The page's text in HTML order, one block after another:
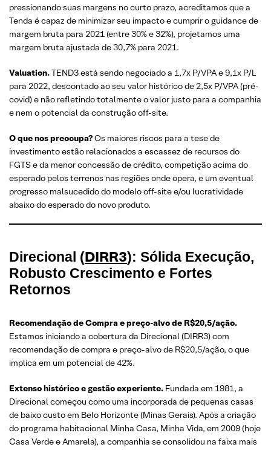
pressionando suas margens no curto prazo, acreditamos que a
Tenda é capaz de minimizar seu impacto e cumprir o guidance de
margem bruta para 2021 (entre 30% e 32%), projetamos uma
margem bruta ajustada de 30,7% para 2021.
Valuation.TEND3 está sendo negociado a 1,7x P/VPA e 9,1x P/L
para 2022, descontado ao seu valor histórico de 2,5x P/VPA (pré-
covid) e não refletindo totalmente o valor justo para a companhia
e nem o potencial da construção off-site.
O que nos preocupa?Os maiores riscos para a tese de
investimento estão relacionados a escassez de recursos do
FGTS e da menor concessão de crédito, competição acima do
esperado pelos terrenos nas regiões onde opera, e um eventual
progresso malsucedido do modelo off-site e/ou lucratividade
abaixo do esperado do novo produto.
Direcional (DIRR3): Sólida Execução,
Robusto Crescimento e Fortes
Retornos
Recomendação de Compra e preço-alvo de R$20,5/ação.
Estamos iniciando a cobertura da Direcional (DIRR3) com
recomendação de compra e preço-alvo de R$20,5/ação, o que
implica em um potencial de 42%.
Extenso histórico e gestão experiente. Fundada em 1981, a
Direcional começou como uma incorporada de pequenas casas
de baixo custo em Belo Horizonte (Minas Gerais). Após a criação
do programa habitacional Minha Casa, Minha Vida, em 2009 (hoje
Casa Verde e Amarela), a companhia se consolidou na faixa mais